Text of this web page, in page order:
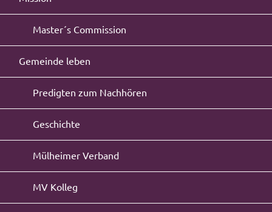
Master´s Commission
Gemeinde leben
Predigten zum Nachhören
Geschichte
Mülheimer Verband
MV Kolleg